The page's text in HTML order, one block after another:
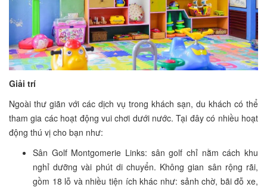
Giải trí
Ngoài thư giãn với các dịch vụ trong khách sạn, du khách có thể
tham gia các hoạt động vui chơi dưới nước. Tại đây có nhiều hoạt
động thú vị cho bạn như:
Sân Golf Montgomerie Links: sân golf chỉ nằm cách khu
nghỉ dưỡng vài phút di chuyển. Không gian sân rộng rãi,
gồm 18 lỗ và nhiều tiện ích khác như: sảnh chờ, bãi đỗ xe,